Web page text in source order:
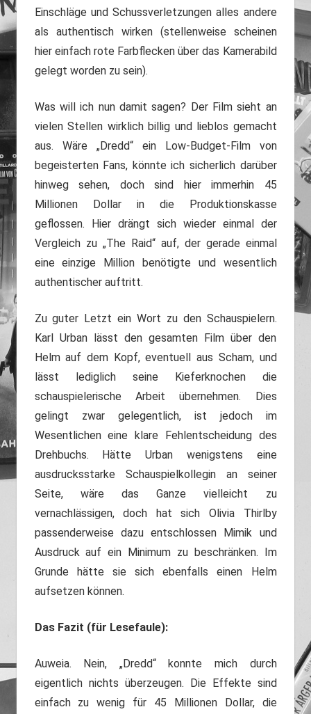
Einschläge und Schussverletzungen alles andere
als authentisch wirken (stellenweise scheinen
hier einfach rote Farbflecken über das Kamerabild
gelegt worden zu sein).
Was will ich nun damit sagen? Der Film sieht an
vielen Stellen wirklich billig und lieblos gemacht
aus. Wäre „Dredd“ ein Low-Budget-Film von
begeisterten Fans, könnte ich sicherlich darüber
hinweg sehen, doch sind hier immerhin 45
Millionen Dollar in die Produktionskasse
geflossen. Hier drängt sich wieder einmal der
Vergleich zu „The Raid“ auf, der gerade einmal
eine einzige Million benötigte und wesentlich
authentischer auftritt.
Zu guter Letzt ein Wort zu den Schauspielern.
Karl Urban lässt den gesamten Film über den
Helm auf dem Kopf, eventuell aus Scham, und
lässt lediglich seine Kieferknochen die
schauspielerische Arbeit übernehmen. Dies
gelingt zwar gelegentlich, ist jedoch im
Wesentlichen eine klare Fehlentscheidung des
Drehbuchs. Hätte Urban wenigstens eine
ausdrucksstarke Schauspielkollegin an seiner
Seite, wäre das Ganze vielleicht zu
vernachlässigen, doch hat sich Olivia Thirlby
passenderweise dazu entschlossen Mimik und
Ausdruck auf ein Minimum zu beschränken. Im
Grunde hätte sie sich ebenfalls einen Helm
aufsetzen können.
Das Fazit (für Lesefaule):
Auweia. Nein, „Dredd“ konnte mich durch
eigentlich nichts überzeugen. Die Effekte sind
einfach zu wenig für 45 Millionen Dollar, die